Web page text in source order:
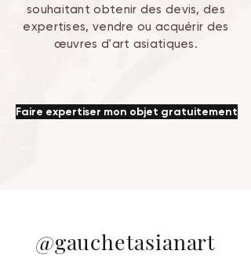
souhaitant obtenir des devis, des
expertises, vendre ou acquérir des
œuvres d'art asiatiques.
Faire expertiser mon objet gratuitement
@gauchetasianart